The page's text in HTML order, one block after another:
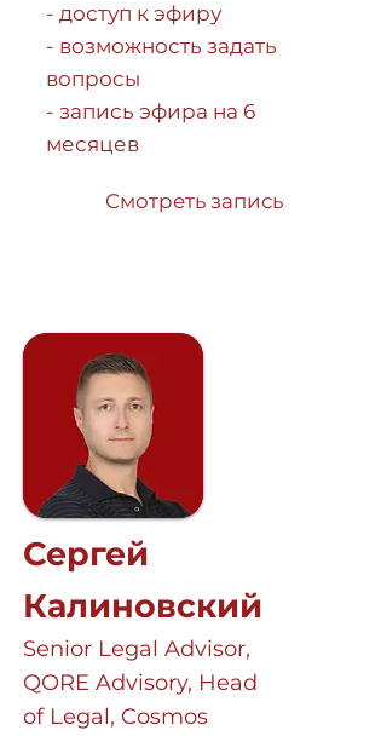
- доступ к эфиру
- возможность задать
вопросы
- запись эфира на 6
месяцев
Смотреть запись
Сергей
Калиновский
Senior Legal Advisor,
QORE Advisory, Head
of Legal, Cosmos